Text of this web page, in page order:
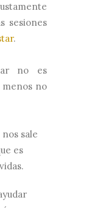
sesiones
.
no es
menos no
sale
es